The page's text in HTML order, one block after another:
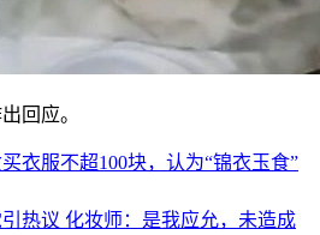
回应。
衣服不超100块，认为“锦衣玉食”
热议 化妆师：是我应允，未造成